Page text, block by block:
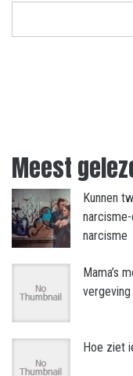
Meest
Kunnen
narcisme
Mama’s
Hoe ziet